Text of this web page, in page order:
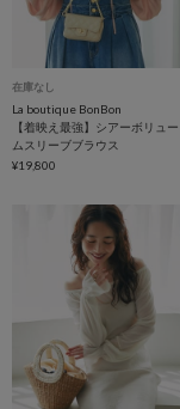
在庫なし
La boutique BonBon
【着映え最強】シアーボリュー
ムスリーブブラウス
¥19,800